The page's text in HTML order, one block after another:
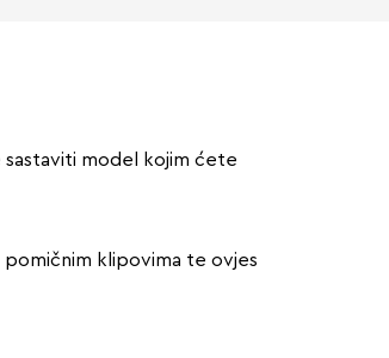
sastaviti model kojim ćete
klipovima te ovjes